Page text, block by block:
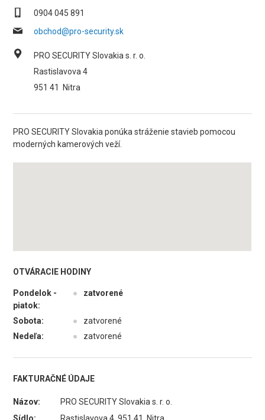
0904 045 891
obchod@pro-security.sk
PRO SECURITY Slovakia s. r. o.
Rastislavova 4
951 41
Nitra
PRO SECURITY Slovakia ponúka stráženie stavieb pomocou
moderných kamerových veží.
OTVÁRACIE HODINY
Pondelok -
piatok:
● zatvorené
Sobota: ●
zatvorené
Nedeľa:
● zatvorené
FAKTURAČNÉ ÚDAJE
Názov:
PRO SECURITY Slovakia s. r. o.